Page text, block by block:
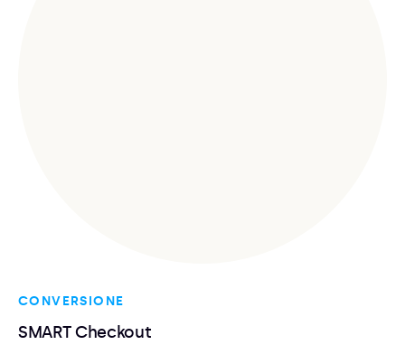
CONVERSIONE
SMART Checkout